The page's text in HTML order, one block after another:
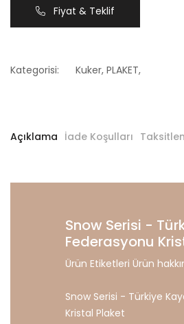
Fiyat & Teklif
Kategorisi: Kuker, PLAKET,
Açıklama İade Koşulları
Snow Serisi -
Federasyonu
Ürün Etiketleri Ürün
Snow Serisi - Türkiye
Kristal Plaket